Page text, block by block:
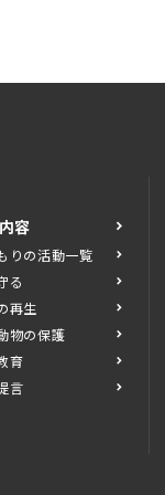
容
りの活動一覧
る
再生
物の保護
育
言